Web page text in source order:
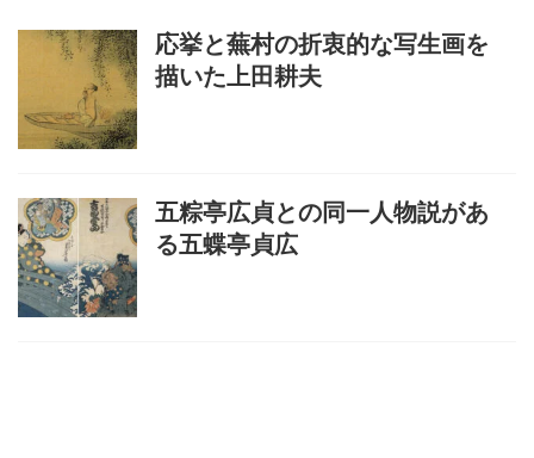
応挙と蕪村の折衷的な写生画を
描いた上田耕夫
五粽亭広貞との同一人物説があ
る五蝶亭貞広